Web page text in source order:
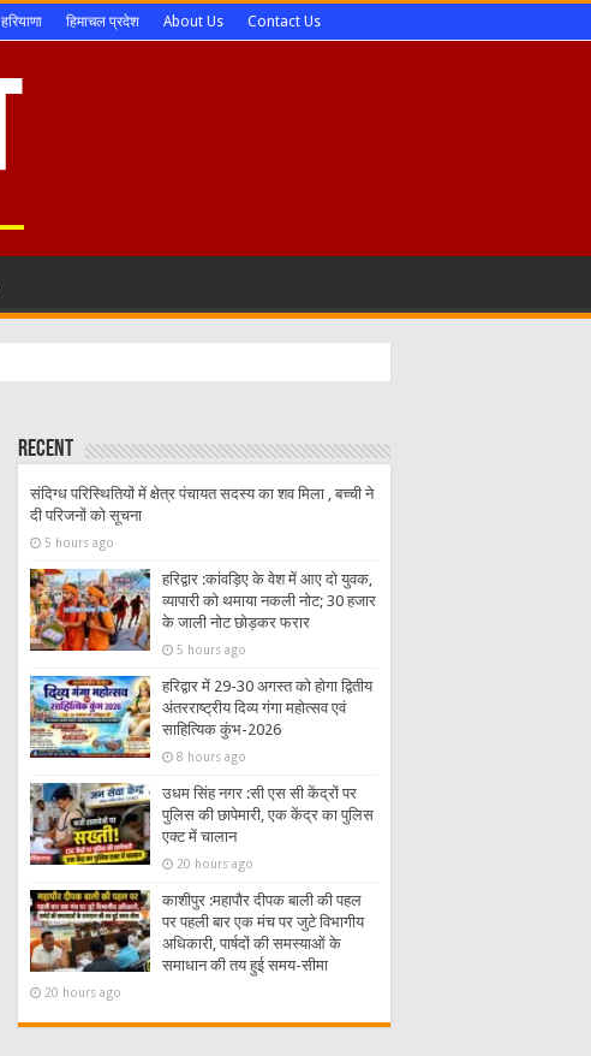
हरियाणा हिमाचल प्रदेश About Us Contact Us
Recent
संदिग्ध परिस्थितियों में क्षेत्र पंचायत सदस्य का शव मिला , बच्ची ने
दी परिजनों को सूचना
5 hours ago
हरिद्वार :कांवड़िए के वेश में आए दो युवक,
व्यापारी को थमाया नकली नोट; 30 हजार
के जाली नोट छोड़कर फरार
5 hours ago
हरिद्वार में 29-30 अगस्त को होगा द्वितीय
अंतरराष्ट्रीय दिव्य गंगा महोत्सव एवं
साहित्यिक कुंभ-2026
8 hours ago
उधम सिंह नगर :सी एस सी केंद्रों पर
पुलिस की छापेमारी, एक केंद्र का पुलिस
एक्ट में चालान
20 hours ago
काशीपुर :महापौर दीपक बाली की पहल
पर पहली बार एक मंच पर जुटे विभागीय
अधिकारी, पार्षदों की समस्याओं के
समाधान की तय हुई समय-सीमा
20 hours ago